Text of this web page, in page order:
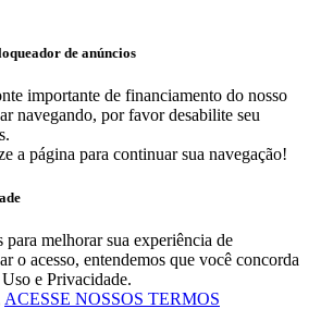
de anúncios
importante de financiamento do nosso
navegando, por favor desabilite seu
a página para continuar sua navegação!
para melhorar sua experiência de
o acesso, entendemos que você concorda
e Privacidade.
ACESSE NOSSOS TERMOS